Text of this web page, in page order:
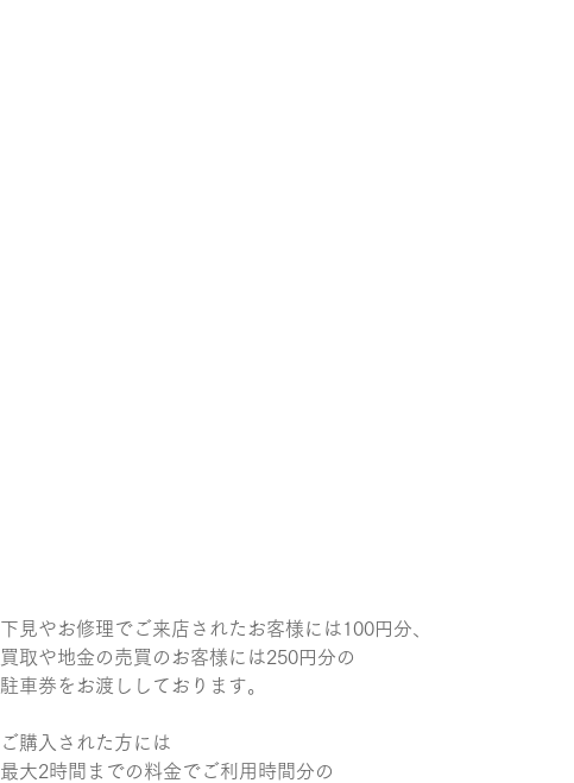
下見やお修理でご来店されたお客様には100円分、
買取や地金の売買のお客様には250円分の
駐車券をお渡ししております。
ご購入された方には
最大2時間までの料金でご利用時間分の